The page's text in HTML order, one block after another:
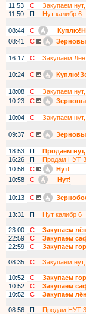
11:53
С
Закупаем
11:50
П Нут калибр 6
08:44
С
08:41
С
16:17
С
Закупаем
10:24
С
18:08
С
Закупаем
10:23
С
10:04
С
Закупаем
09:37
С
18:53
П
Продаем
16:26
П
Продам НУТ
10:58
С
Нут!
10:58
С
Нут!
10:13
С
13:31
П
Нут калибр 6
23:00
С
Закупаем
22:59
С
Закупаем
22:59
С
Закупаем
08:35
С
Закупаем
10:52
С
Закупаем
10:52
С
Закупаем
10:52
С
Закупаем
08:56
П
Продам НУТ